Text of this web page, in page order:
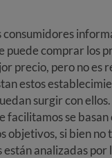
consumidores
puede comprar los
precio, pero no es
estos
surgir con
facilitamos se basan
objetivos, si bien no
analizadas por